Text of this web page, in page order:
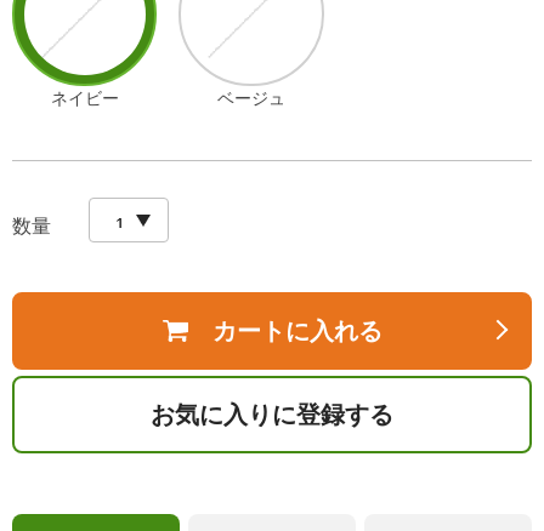
ネイビー ベージュ
数量
カートに入れる
お気に入りに登録する